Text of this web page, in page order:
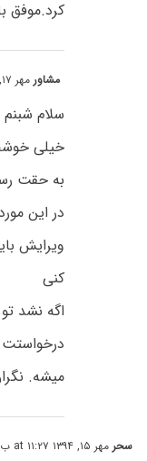
کرد.موفق
مشاورمهر ۱۷, ۱۳۹۴ at ۱:۳۲ ب٫ظ
سلام شبنم
خیلی
به حقت
در این
ویرایش
کنی
اگه نشد
میشه.
سحرمهر ۱۵, ۱۳۹۴ at ۱۱:۲۷ ب٫ظ